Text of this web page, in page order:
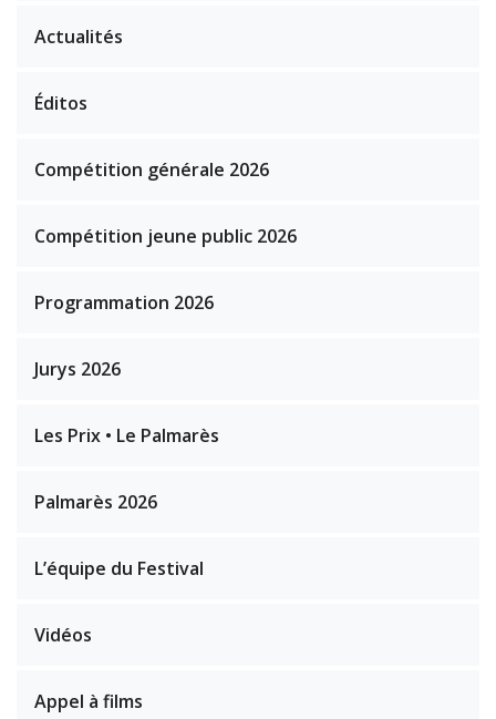
Actualités
Éditos
Compétition générale 2026
Compétition jeune public 2026
Programmation 2026
Jurys 2026
Les Prix • Le Palmarès
Palmarès 2026
L’équipe du Festival
Vidéos
Appel à films